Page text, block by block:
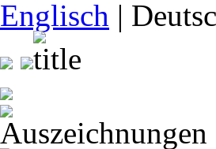
Englisch |